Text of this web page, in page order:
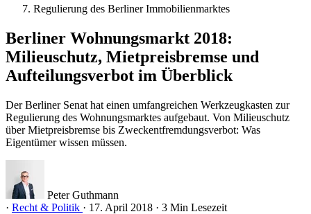
Regulierung des Berliner Immobilienmarktes
Berliner Wohnungsmarkt 2018:
Milieuschutz, Mietpreisbremse und
Aufteilungsverbot im Überblick
Der Berliner Senat hat einen umfangreichen Werkzeugkasten zur
Regulierung des Wohnungsmarktes aufgebaut. Von Milieuschutz
über Mietpreisbremse bis Zweckentfremdungsverbot: Was
Eigentümer wissen müssen.
Peter Guthmann
· Recht & Politik · 17. April 2018 · 3 Min Lesezeit